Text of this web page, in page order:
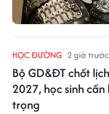
HỌC ĐƯỜNG 2 giờ trước
Bộ GD&ĐT chốt
2027, học sinh
trọng